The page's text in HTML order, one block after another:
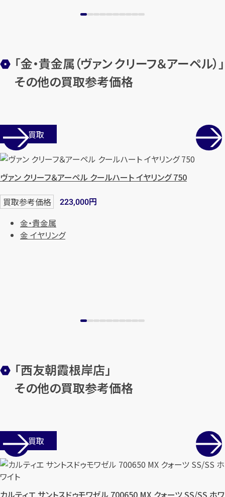
「金・貴金属（ヴァン クリーフ＆アーペル）」
その他の買取参考価格
店舗買取
ヴァン クリーフ＆アーペル クールハート イヤリング 750
買取参考価格 223,000円
金・貴金属
金 イヤリング
「西友朝霞根岸店」
その他の買取参考価格
店舗買取
カルティエ サントスドゥモワゼル 700650 MX クォーツ SS/SS ホワ